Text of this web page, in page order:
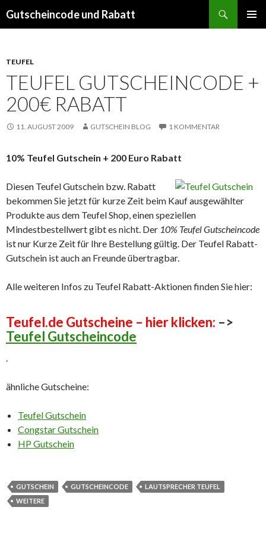
Gutscheincode und Rabatt
TEUFEL
TEUFEL GUTSCHEINCODE +
200€ RABATT
11. AUGUST 2009 GUTSCHEIN BLOG 1 KOMMENTAR
10% Teufel Gutschein + 200 Euro Rabatt
Diesen Teufel Gutschein bzw. Rabatt
bekommen Sie jetzt für kurze Zeit beim Kauf ausgewählter
Produkte aus dem Teufel Shop, einen speziellen
Mindestbestellwert gibt es nicht. Der 10% Teufel Gutscheincode
ist nur Kurze Zeit für Ihre Bestellung gültig. Der Teufel Rabatt-
Gutschein ist auch an Freunde übertragbar.
Alle weiteren Infos zu Teufel Rabatt-Aktionen finden Sie hier:
Teufel.de Gutscheine – hier klicken: –>
Teufel Gutscheincode
.
ähnliche Gutscheine:
Teufel Gutschein
Congstar Gutschein
HP Gutschein
GUTSCHEIN GUTSCHEINCODE
LAUTSPRECHER TEUFEL
WEITERE